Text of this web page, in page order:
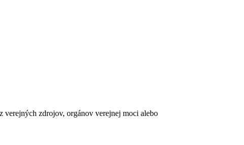
verejných zdrojov, orgánov verejnej moci alebo